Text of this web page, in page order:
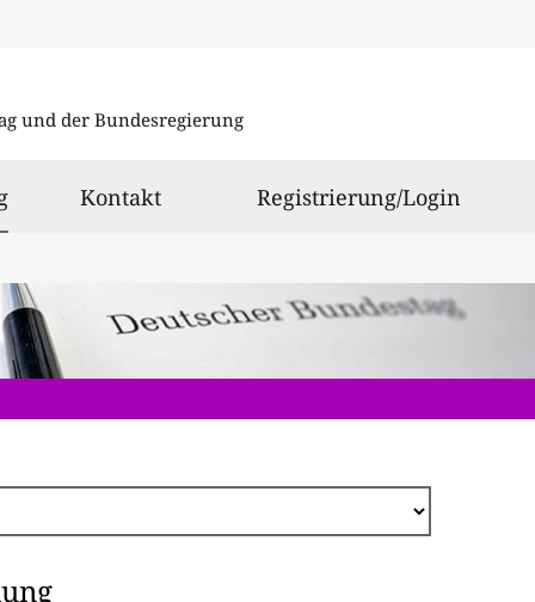
und der Bundesregierung
ausgewählt
Kontakt Registrierung/Login